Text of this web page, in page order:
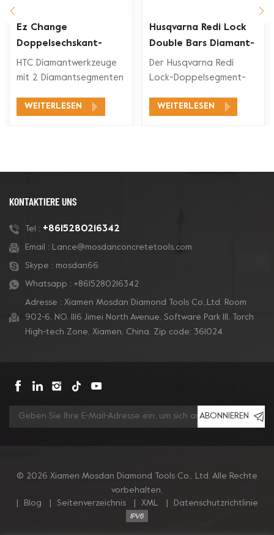
Ez Change
Doppelsechskant-
Segment-Diamant-
Schleifschuh
HTC Diamantwerkzeuge
mit 2 Diamantsegmenten
breites
WEITERLESEN
Husqvarna Redi Lock
Double Bars Diamant-
Schleifschuh für
Betonboden
Der Husqvarna Redi
Lock-Doppelsegment-
mit den Husqvarna Redi
WEITERLESEN
KONTAKTIERE UNS
Tel : +8615280216342
Email : Lance@mosdanconcretetools.com
Skype : mosdan66
Whatsapp : +8615280216342
Adresse : Xiamen Mosdan Diamond Tools Co.,Ltd. Room
902-6, NO. 1116 Jimei North Avenue, Software Park Ill, Torch
High-tech Zone, Xiamen, China. Zip code: 361024
ABONNIEREN
© 2026 Xiamen Mosdan Diamond Tools Co., Ltd. Alle Rechte
vorbehalten.
Blog Seitenverzeichnis XML Datenschutzrichtlinie